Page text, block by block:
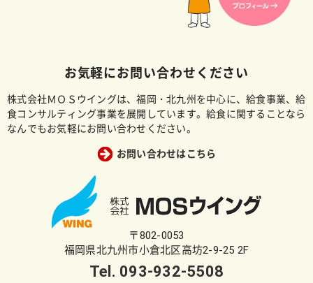
お気軽にお問い合わせください
株式会社ＭＯＳウイングは、福岡・北九州を中心に、給食事業、給
食コンサルティング事業を展開しています。給食に関することなら
なんでもお気軽にお問い合わせください。
お問い合わせはこちら
〒802-0053
福岡県北九州市小倉北区高坊2-9-25 2F
Tel. 093-932-5508